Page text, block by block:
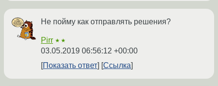
Не пойму как отправлять решения?
Pirr ★★
03.05.2019 06:56:12 +00:00
Показать ответ
Ссылка